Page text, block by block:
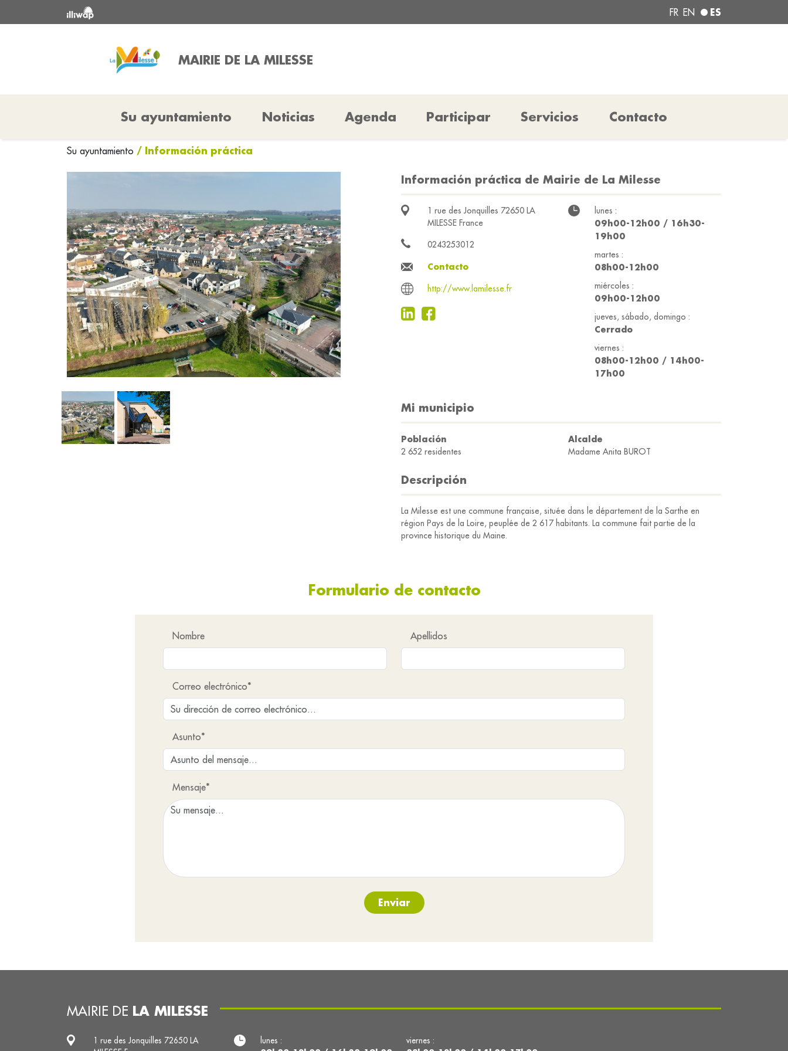
FR EN ES
MAIRIE DE LA MILESSE
Su ayuntamiento Noticias Agenda Participar Servicios Contacto
Su ayuntamiento / Información práctica
Información práctica de Mairie de La Milesse
1 rue des Jonquilles 72650 LA
MILESSE France
0243253012
Contacto
http://www.lamilesse.fr
lunes :
09h00-12h00 / 16h30-
19h00
martes :
08h00-12h00
miércoles :
09h00-12h00
jueves, sábado, domingo :
Cerrado
viernes :
08h00-12h00 / 14h00-
17h00
Mi municipio
Población
2 652 residentes
Alcalde
Madame Anita BUROT
Descripción
La Milesse est une commune française, située dans le département de la Sarthe en
région Pays de la Loire, peuplée de 2 617 habitants. La commune fait partie de la
province historique du Maine.
Formulario de contacto
Nombre Apellidos
Correo electrónico*
Asunto*
Mensaje*
Enviar
MAIRIE DE LA MILESSE
1 rue des Jonquilles 72650 LA
lunes :
viernes :